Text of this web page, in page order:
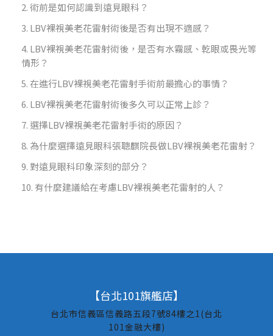
術前是如何認識到遠見眼科？
LBV裸視美老花雷射術後是否有出現不適感？
LBV裸視美老花雷射術後，是否有水霧感、乾眼或畏光等
情形？
在進行LBV裸視美老花雷射手術前最擔心的事情？
LBV裸視美老花雷射術後多久可以正常上診？
選擇LBV裸視美老花雷射手術的原因？
為什麼選擇遠見眼科張聰麒院長做LBV裸視美老花雷射？
對遠見眼科印象深刻的部分？
有什麼建議給在考慮LBV裸視美老花雷射的人？
【台北101旗艦店】
台北市信義區信義路五段7號84樓之1(台北
101金融大樓)